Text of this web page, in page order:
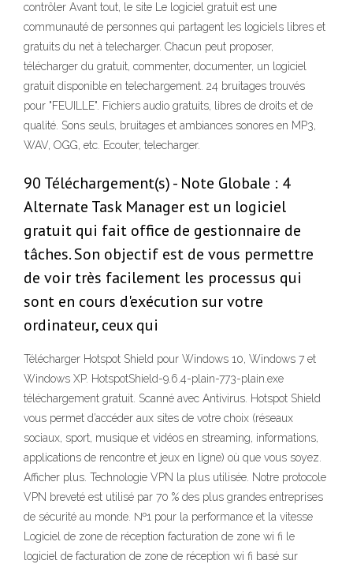
contrôler Avant tout, le site Le logiciel gratuit est une
communauté de personnes qui partagent les logiciels libres et
gratuits du net à telecharger. Chacun peut proposer,
télécharger du gratuit, commenter, documenter, un logiciel
gratuit disponible en telechargement. 24 bruitages trouvés
pour "FEUILLE". Fichiers audio gratuits, libres de droits et de
qualité. Sons seuls, bruitages et ambiances sonores en MP3,
WAV, OGG, etc. Ecouter, telecharger.
90 Téléchargement(s) - Note Globale : 4
Alternate Task Manager est un logiciel
gratuit qui fait office de gestionnaire de
tâches. Son objectif est de vous permettre
de voir très facilement les processus qui
sont en cours d'exécution sur votre
ordinateur, ceux qui
Télécharger Hotspot Shield pour Windows 10, Windows 7 et
Windows XP. HotspotShield-9.6.4-plain-773-plain.exe
téléchargement gratuit. Scanné avec Antivirus. Hotspot Shield
vous permet d’accéder aux sites de votre choix (réseaux
sociaux, sport, musique et vidéos en streaming, informations,
applications de rencontre et jeux en ligne) où que vous soyez.
Afficher plus. Technologie VPN la plus utilisée. Notre protocole
VPN breveté est utilisé par 70 % des plus grandes entreprises
de sécurité au monde. №1 pour la performance et la vitesse
Logiciel de zone de réception facturation de zone wi fi le
logiciel de facturation de zone de réception wi fi basé sur